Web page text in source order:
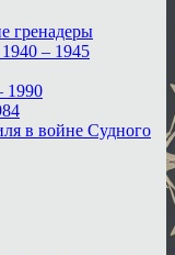
гренадеры
– 1945
1990
в войне Судного